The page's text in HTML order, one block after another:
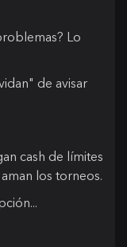
Lo
de avisar
cash de límites
los torneos.